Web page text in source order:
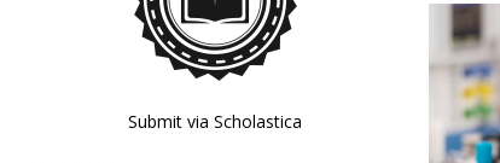
Submit via Scholastica